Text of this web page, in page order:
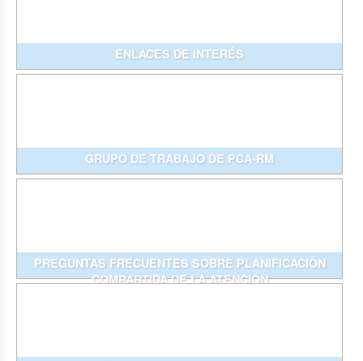
ENLACES DE INTERÉS
GRUPO DE TRABAJO DE PCA-RM
PREGUNTAS FRECUENTES SOBRE PLANIFICACIÓN
COMPARTIDA DE LA ATENCIÓN